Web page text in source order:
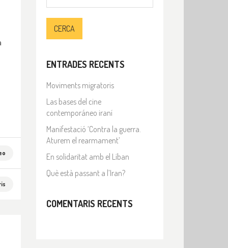
ENTRADES RECENTS
Moviments migratoris
Las bases del cine
contemporáneo iraní
Manifestació ‘Contra la guerra.
Aturem el rearmament’
En solidaritat amb el Líban
Què està passant a l’Iran?
COMENTARIS RECENTS